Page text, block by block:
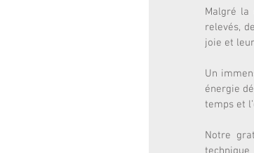
Malgré la
relevés,
joie et
Un
énergie
temps et
Notre